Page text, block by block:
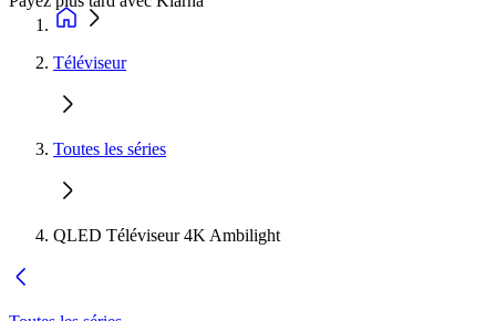
Téléviseur
Toutes les séries
QLED Téléviseur 4K Ambilight